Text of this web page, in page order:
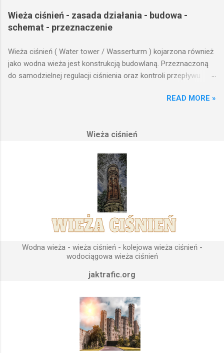
Wieża ciśnień - zasada działania - budowa -
schemat - przeznaczenie
Wieża ciśnień ( Water tower / Wasserturm ) kojarzona również
jako wodna wieża jest konstrukcją budowlaną. Przeznaczoną
do samodzielnej regulacji ciśnienia oraz kontroli przepływu
na którym została wzniesiona. Wieża ciśnień jest obiektem
fundamenty modułu infrastruktury wodnej, zaplanowanej dla
Podstawową funkcją wież ciśnień jest zwiększanie ciśnienia
wody do dystrybucji. Zasada działania wieży ciśnień Cechą
priorytetową przy projektowaniu wieży ciśnień jest wyszukanie
odpowiedniego terenu pod przyszłe fundamenty obiektu.
Konstrukcja, aby mogła być w pełni funkcjonalna musi zostać
wybudowana na najwyższym lokalnym wzniesieniu. Ponieważ
gromadząca się woda w zbiorniku wieży ciśnień musi być
umieszczona wyżej, niż instalacje wodne znajdujące się u
odbiorców. Schema...
READ MORE »
Wieża ciśnień
Wodna wieża - wieża ciśnień - kolejowa wieża ciśnień -
wodociągowa wieża ciśnień
jaktrafic.org